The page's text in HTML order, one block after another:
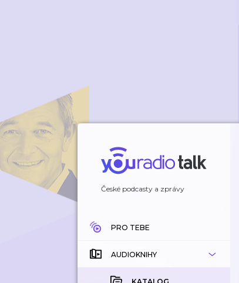
České podcasty a zprávy
PRO TEBE
AUDIOKNIHY
KATALOG